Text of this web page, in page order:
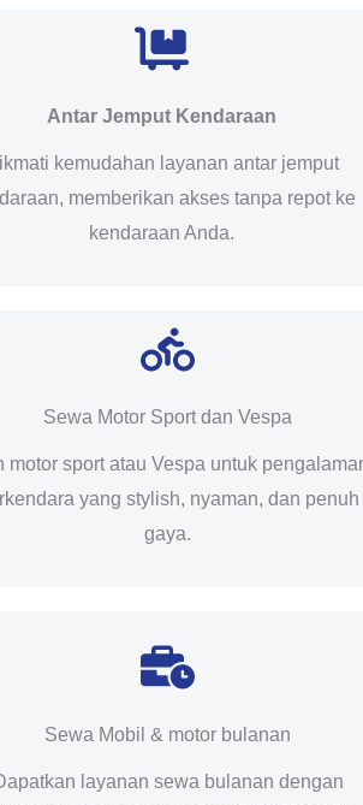
Antar Jemput Kendaraan
kemudahan layanan antar jemput
memberikan akses tanpa repot ke
kendaraan Anda.
Sewa Motor Sport dan Vespa
motor sport atau Vespa untuk
yang stylish, nyaman, dan penuh
gaya.
Sewa Mobil & motor bulanan
layanan sewa bulanan dengan